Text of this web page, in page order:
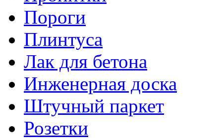
Пороги
Плинтуса
Лак для бетона
Инженерная доска
Штучный паркет
Розетки